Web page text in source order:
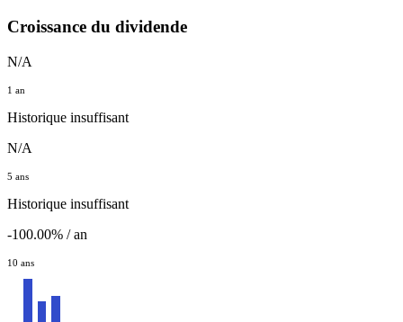
Croissance du dividende
N/A
1 an
Historique insuffisant
N/A
5 ans
Historique insuffisant
-100.00% / an
10 ans